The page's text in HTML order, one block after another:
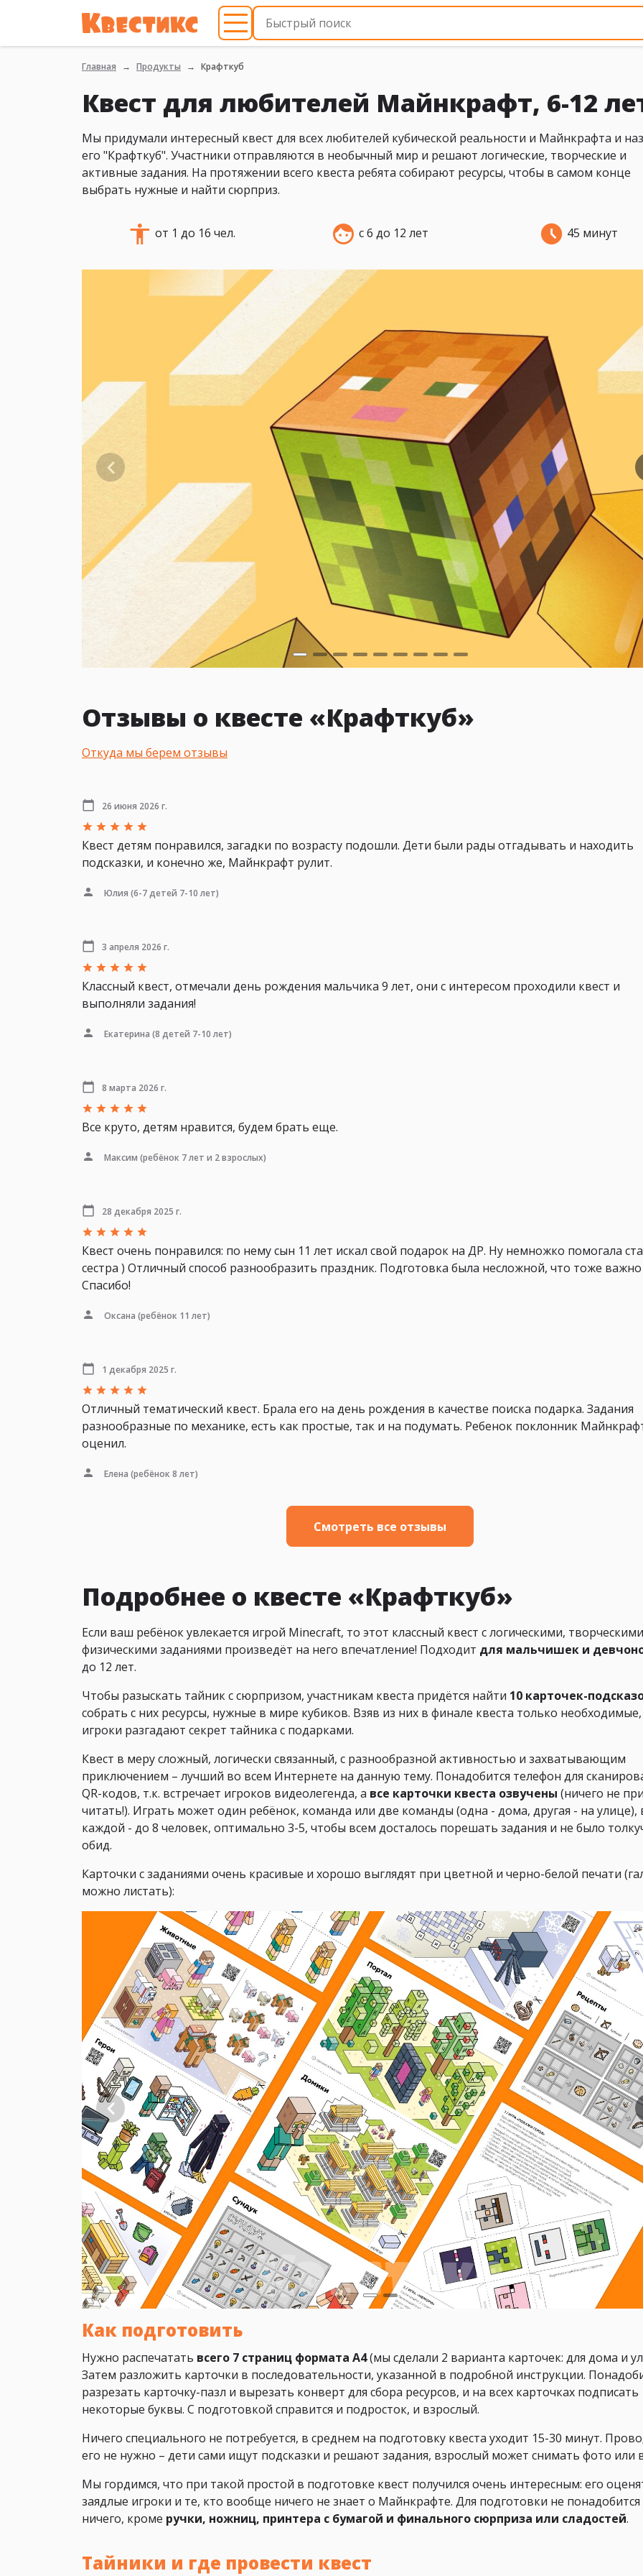
Главная Продукты Крафткуб
Квест для любителей Майнкрафт, 6-12
Мы придумали интересный квест для всех любителей кубической реальности и Майнкрафта и
его "Крафткуб". Участники отправляются в необычный мир и решают логические, творческие и
активные задания. На протяжении всего квеста ребята собирают ресурсы, чтобы в самом конце
выбрать нужные и найти сюрприз.
от 1 до 16 чел. с 6 до 12 лет 45 минут
Отзывы о квесте «Крафткуб»
Откуда мы берем отзывы
26 июня 2026 г.
Квест детям понравился, загадки по возрасту подошли. Дети были рады отгадывать и находить
подсказки, и конечно же, Майнкрафт рулит.
Юлия (6-7 детей 7-10 лет)
3 апреля 2026 г.
Классный квест, отмечали день рождения мальчика 9 лет, они с интересом проходили квест и
выполняли задания!
Екатерина (8 детей 7-10 лет)
8 марта 2026 г.
Все круто, детям нравится, будем брать еще.
Максим (ребёнок 7 лет и 2 взрослых)
28 декабря 2025 г.
Квест очень понравился: по нему сын 11 лет искал свой подарок на ДР. Ну немножко помогала
сестра ) Отличный способ разнообразить праздник. Подготовка была несложной, что тоже важно
Спасибо!
Оксана (ребёнок 11 лет)
1 декабря 2025 г.
Отличный тематический квест. Брала его на день рождения в качестве поиска подарка. Задания
разнообразные по механике, есть как простые, так и на подумать. Ребенок поклонник
оценил.
Елена (ребёнок 8 лет)
Смотреть все отзывы
Подробнее о квесте «Крафткуб»
Если ваш ребёнок увлекается игрой Minecraft, то этот классный квест с логическими,
физическими заданиями произведёт на него впечатление! Подходит для мальчишек и
до 12 лет.
Чтобы разыскать тайник с сюрпризом, участникам квеста придётся найти 10 карточек-
собрать с них ресурсы, нужные в мире кубиков. Взяв из них в финале квеста только необходимые,
игроки разгадают секрет тайника с подарками.
Квест в меру сложный, логически связанный, с разнообразной активностью и захватывающим
приключением – лучший во всем Интернете на данную тему. Понадобится телефон для
QR-кодов, т.к. встречает игроков видеолегенда, а все карточки квеста озвучены (ничего не
читать!). Играть может один ребёнок, команда или две команды (одна - дома, другая - на улице),
каждой - до 8 человек, оптимально 3-5, чтобы всем досталось порешать задания и не было
обид.
Карточки с заданиями очень красивые и хорошо выглядят при цветной и черно-белой печати
можно листать):
Как подготовить
Нужно распечатать всего 7 страниц формата А4(мы сделали 2 варианта карточек: для дома и
Затем разложить карточки в последовательности, указанной в подробной инструкции.
разрезать карточку-пазл и вырезать конверт для сбора ресурсов, и на всех карточках подписать
некоторые буквы. С подготовкой справится и подросток, и взрослый.
Ничего специального не потребуется, в среднем на подготовку квеста уходит 15-30 минут.
его не нужно – дети сами ищут подсказки и решают задания, взрослый может снимать фото или
Мы гордимся, что при такой простой в подготовке квест получился очень интересным: его
заядлые игроки и те, кто вообще ничего не знает о Майнкрафте. Для подготовки не понадобится
ничего, кроме ручки, ножниц, принтера с бумагой и финального сюрприза или сладостей.
Тайники и где провести квест